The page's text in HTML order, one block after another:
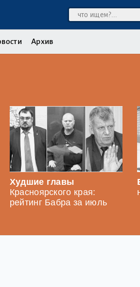
Архив
Худшие главы
Красноярского края:
рейтинг Бабра за июль